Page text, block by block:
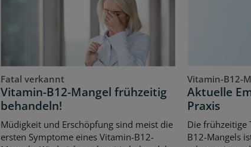
Fatal verkannt
Vitamin-B12-Mangel frühzeitig
behandeln!
Müdigkeit und Erschöpfung sind meist die
ersten Symptome eines Vitamin-B12-
Vitamin-B12-
Aktuelle
Praxis
Die frühzeitige
B12-Mangels